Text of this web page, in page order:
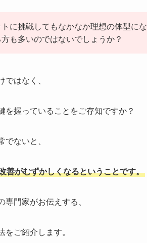
トに挑戦してもなかなか理想の体型に
方も多いのではないでしょうか？
ではなく、
を握っていることをご存知ですか？
でないと、
善がむずかしくなるということです。
専門家がお伝えする、
をご紹介します。